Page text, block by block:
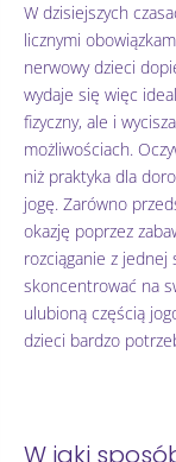
W dzisiejszych
licznymi
nerwowy dzieci
wydaje się więc
fizyczny, ale i
możliwościach.
niż praktyka dla
jogę. Zarówno
okazję poprzez
rozciąganie z jednej
skoncentrować na
ulubioną częścią
dzieci bardzo
W jaki